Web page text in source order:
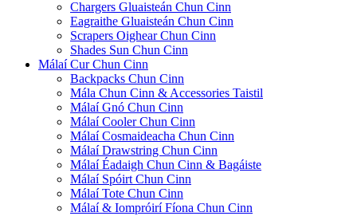
Chargers Gluaisteán Chun Cinn
Eagraithe Gluaisteán Chun Cinn
Scrapers Oighear Chun Cinn
Shades Sun Chun Cinn
Málaí Cur Chun Cinn
Backpacks Chun Cinn
Mála Chun Cinn & Accessories Taistil
Málaí Gnó Chun Cinn
Málaí Cooler Chun Cinn
Málaí Cosmaideacha Chun Cinn
Málaí Drawstring Chun Cinn
Málaí Éadaigh Chun Cinn & Bagáiste
Málaí Spóirt Chun Cinn
Málaí Tote Chun Cinn
Málaí & Iompróirí Fíona Chun Cinn